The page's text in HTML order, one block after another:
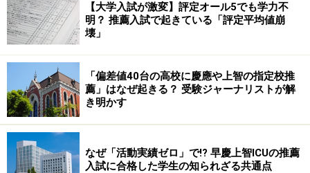
にスペースを空けて書くことも重要です。問題演習用の
ノートならば、大問ごとに1行空けるなど、見やすさを
意識しましょう。
3つ目は、強調のために色ペンを使う場合は、赤、青、
黄の3色までにしましょう。それ以上色を使うと、せっ
かく強調した部分が見づらくなってしまいます。ピン
ク、紫、緑など、やたらと色ペンを使いたがる子がいま
すが、カラフルなノート＝良いノートではないので注意
【大学入試が激変】評定オール5でも学力不
明？ 推薦入試で起きている「評定平均値崩
壊」
「偏差値40台の高校に慶應や上智の指定校推
薦」はなぜ起きる？ 受験ジャーナリストが解
き明かす
なぜ「活動実績ゼロ」で!? 早慶上智ICUの推薦
入試に合格した学生の知られざる共通点